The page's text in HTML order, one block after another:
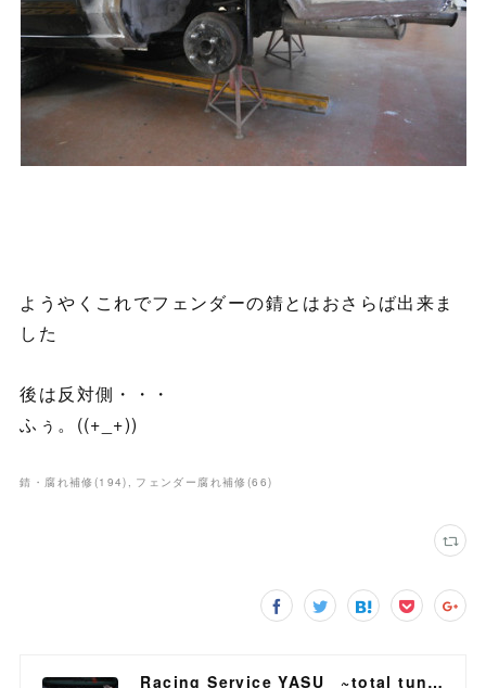
ようやくこれでフェンダーの錆とはおさらば出来ま
した
後は反対側・・・
ふぅ。((+_+))
錆・腐れ補修(194) フェンダー腐れ補修(66)
Racing Service YASU ~total tuning proshop~